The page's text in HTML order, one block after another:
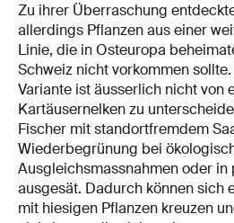
Zu ihrer Überraschung
allerdings Pflanzen aus einer
Linie, die in Osteuropa
Schweiz nicht vorkommen
Variante ist äusserlich nicht von
Kartäusernelken zu
Fischer mit standortfremdem
Wiederbegrünung bei
Ausgleichsmassnahmen oder in
ausgesät. Dadurch können sich
mit hiesigen Pflanzen kreuzen